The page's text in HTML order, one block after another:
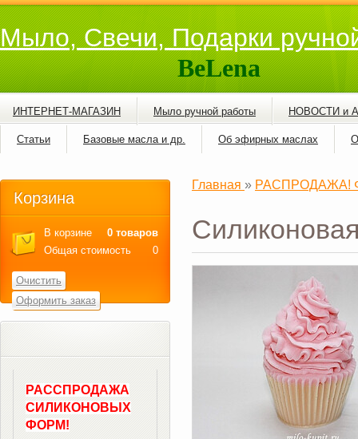
Мыло, Свечи, Подарки
BeLena
ИНТЕРНЕТ-МАГАЗИН Мыло ручной работы НОВОСТИ и
Статьи Базовые масла и др. Об эфирных маслах
Главная » РАСПРОДАЖА!
Корзина
В корзине
0 товаров
Общая стоимость
0
Очистить
Оформить заказ
РАССПРОДАЖА
СИЛИКОНОВЫХ
ФОРМ!